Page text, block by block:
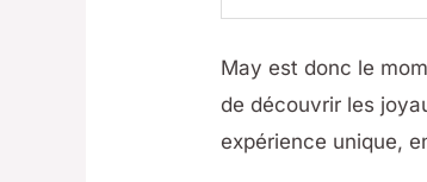
May est donc le
de découvrir les
expérience unique,